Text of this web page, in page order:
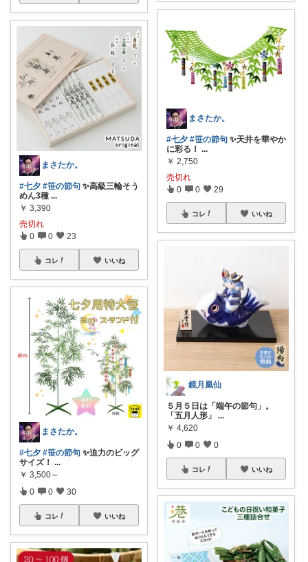
まさたか。
#七夕 #笹の節句 ✨高級三輪そう
めん3種 ...
￥ 3,390
売切れ
0 0 23
コレ いいね
まさたか。
#七夕 #笹の節句 ✨迫力のビッグ
サイズ！ ...
￥ 3,500～
0 0 30
コレ いいね
まさたか。
#七夕 #笹の節句 ✨天井を華やか
に彩る！ ...
￥ 2,750
売切れ
0 0 29
コレ いいね
鏡月凰仙
５月５日は「端午の節句」。
「五月人形」
...
￥ 4,620
0 0 0
コレ いいね